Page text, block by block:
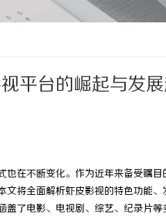
平台的崛起与发
也在不断变化。作为近年来备受瞩
将全面解析虾皮影视的特色功能、
了电影、电视剧、综艺、纪录片等